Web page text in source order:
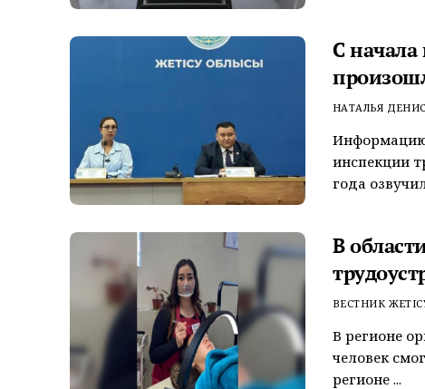
С начала
НАТАЛЬЯ
Информацию
инспекции
года
В
ВЕСТНИК
В регионе
человек
регионе ...